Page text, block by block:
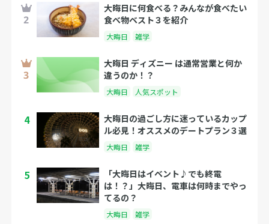
大晦日に何食べる？みんなが食べたい
食べ物ベスト３を紹介
大晦日 雑学
大晦日 ディズニー は通常営業と何か
違うのか！？
大晦日 人気スポット
4
大晦日の過ごし方に迷っているカップ
ル必見！オススメのデートプラン３選
大晦日 雑学
5
「大晦日はイベント♪でも終電
は！？」大晦日、電車は何時までやっ
てるの？
大晦日 雑学